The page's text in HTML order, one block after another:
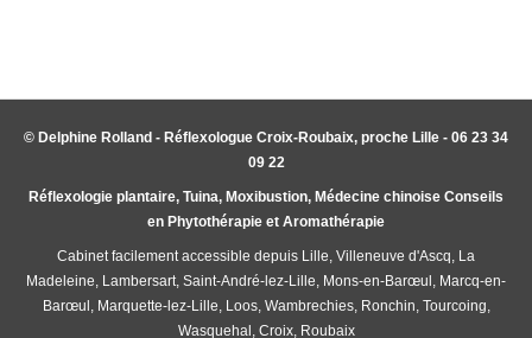
© Delphine Rolland - Réflexologue Croix-Roubaix, proche Lille - 06 23 34
09 22
Réflexologie plantaire, Tuina, Moxibustion, Médecine chinoise Conseils
en Phytothérapie et Aromathérapie
Cabinet facilement accessible depuis Lille, Villeneuve d'Ascq, La
Madeleine, Lambersart, Saint-André-lez-Lille, Mons-en-Barœul, Marcq-en-
Barœul, Marquette-lez-Lille, Loos, Wambrechies, Ronchin, Tourcoing,
Wasquehal, Croix, Roubaix